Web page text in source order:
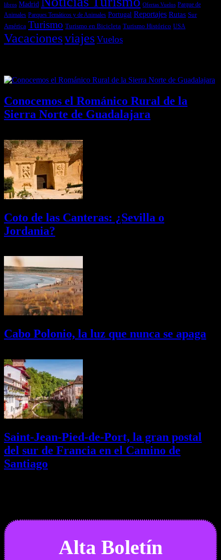
libros Madrid Ofertas Vuelos Parque de
Animales Parques Temáticos y de Animales Portugal Reportajes Rutas Sur
América Turismo Turismo en Bicicleta Turismo Histórico USA
VacacionesviajesVuelos
Conocemos el Románico Rural de la
Sierra Norte de Guadalajara
Coto de las Canteras: ¿Sevilla o
Jordania?
Cabo Polonio, la luz que nunca se apaga
Saint-Jean-Pied-de-Port, la gran postal
del sur de Francia en el Camino de
Santiago
Alta Boletín